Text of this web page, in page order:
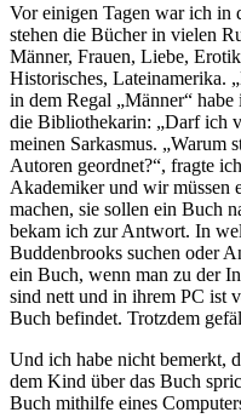
Vor einigen Tagen war ich in
stehen die Bücher in vielen
Männer, Frauen, Liebe,
Historisches, Lateinamerika.
in dem Regal
Männer
habe
die Bibliothekarin:
Darf ich
meinen Sarkasmus.
Warum
Autoren geordnet? , fragte
Akademiker und wir müssen
machen, sie sollen ein Buch
bekam ich zur Antwort. In
Buddenbrooks suchen oder
ein Buch, wenn man zu der
sind nett und in ihrem PC ist
Buch befindet. Trotzdem
Und ich habe nicht bemerkt,
dem Kind über das Buch
Buch mithilfe eines